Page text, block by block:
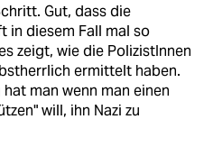
Gut, dass die
in diesem Fall mal so
zeigt, wie die PolizistInnen
ermittelt haben.
man wenn man einen
will, ihn Nazi zu